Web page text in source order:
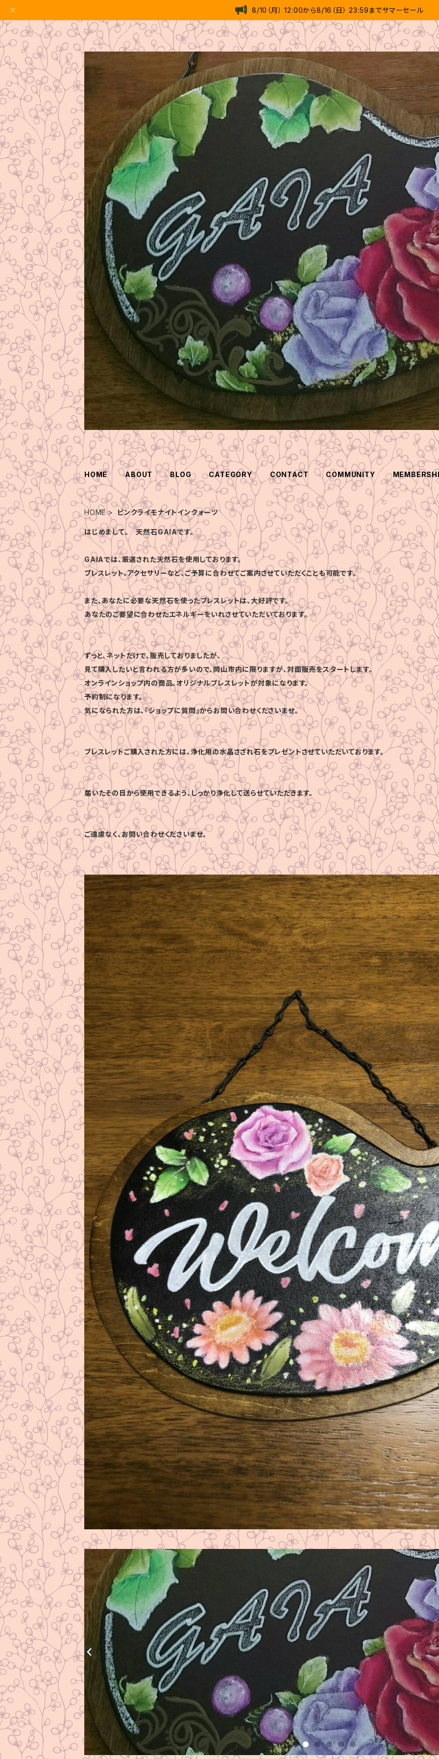
8/10（月） 12:00から8/16（日） 23:59までサマーセール
HOME ABOUT BLOG CATEGORY CONTACT COMMUNITY
HOME ピンクライモナイトインクォーツ
はじめまして。 天然石GAIAです。
GAIAでは、厳選された天然石を使用しております。
ブレスレット、アクセサリーなど、ご予算に合わせてご案内させていただくことも可能です。
また、あなたに必要な天然石を使ったブレスレットは、大好評です。
あなたのご要望に合わせたエネルギーをいれさせていただいております。
ずっと、ネットだけで、販売しておりましたが、
見て購入したいと言われる方が多いので、岡山市内に限りますが、対面販売をスタートします。
オンラインショップ内の商品、オリジナルブレスレットが対象になります。
予約制になります。
気になられた方は、『ショップに質問』からお問い合わせくださいませ。
ブレスレットご購入された方には、浄化用の水晶さざれ石をプレゼントさせていただいております。
届いたその日から使用できるよう、しっかり浄化して送らせていただきます。
ご遠慮なく、お問い合わせくださいませ。